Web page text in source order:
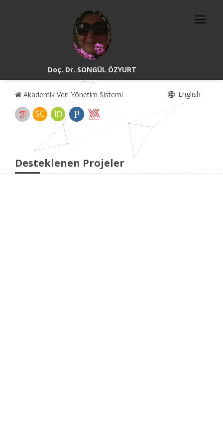
Doç. Dr. SONGÜL ÖZYURT
Akademik Veri Yönetim Sistemi English
Desteklenen Projeler